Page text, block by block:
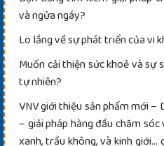
và ngửa ngáy?
Lo lắng về sự phát triển của vi
Muốn cải thiện sức khoẻ và sự
tự nhiên?
VNV giới thiệu sản phẩm mới –
– giải pháp hàng đầu chăm
xanh, trầu không, và kinh giới…